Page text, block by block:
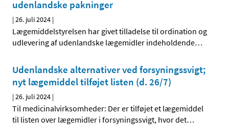
udenlandske pakninger
|26. juli 2024 |
Lægemiddelstyrelsen har givet tilladelse til ordination og
udlevering af udenlandske lægemidler indeholdende…
Udenlandske alternativer ved forsyningssvigt;
nyt lægemiddel tilføjet listen (d. 26/7)
|26. juli 2024 |
Til medicinalvirksomheder: Der er tilføjet et lægemiddel
til listen over lægemidler i forsyningssvigt, hvor det…